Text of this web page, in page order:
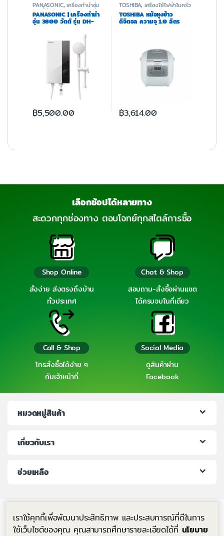
PANASONIC,เครื่องทำน้ำอุ่น
และน้ำร้อน
PANASONIC | เครื่องทำน้ำ
อุ่น 3800 วัตต์ รุ่น DH-
3US1TW
฿5,500.00
TOSHIBA, เครื่องใช้ไฟฟ้าในครัว
TOSHIBA หม้อหุงข้าว
ดิจิตอล ความจุ 1.0 ลิตร
RC-10NMF(WT)A
฿3,614.00
เลือกช้อปได้หลายทาง
สะดวกทุกช่องทาง ตอบโจทย์ทุกสไตล์การซื้อ
Shop Online
สั่งง่าย ส่งตรงถึงบ้าน
ทั่วประเทศ
Chat & Shop
สอบถาม-สั่งซื้อผ่านแชต
ได้ครบจบในที่เดียว
Call & Shop
โทรสั่งซื้อได้ง่าย ๆ
กับเจ้าหน้าที่
Social Media
ดูสินค้าผ่าน
Facebook
หมวดหมู่สินค้า
เกี่ยวกับเรา
ช่วยเหลือ
เราใช้คุกกี้เพื่อพัฒนาประสิทธิภาพ และประสบการณ์ที่ดีในการ
ใช้เว็บไซต์ของคุณ คุณสามารถศึกษารายละเอียดได้ที่ นโยบาย